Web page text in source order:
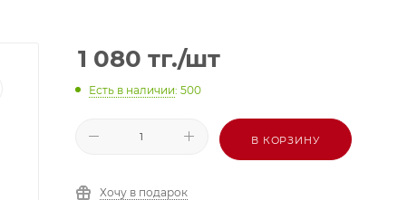
1 080 тг./шт
Есть в наличии: 500
В КОРЗИНУ
Хочу в подарок